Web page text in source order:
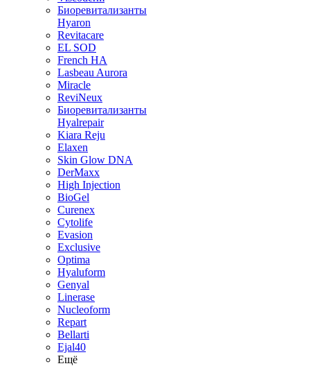
Биоревитализанты
Hyaron
Revitacare
EL SOD
French HA
Lasbeau Aurora
Miracle
ReviNeux
Биоревитализанты
Hyalrepair
Kiara Reju
Elaxen
Skin Glow DNA
DerMaxx
High Injection
BioGel
Curenex
Cytolife
Evasion
Exclusive
Optima
Hyaluform
Genyal
Linerase
Nucleoform
Repart
Bellarti
Ejal40
Ещё